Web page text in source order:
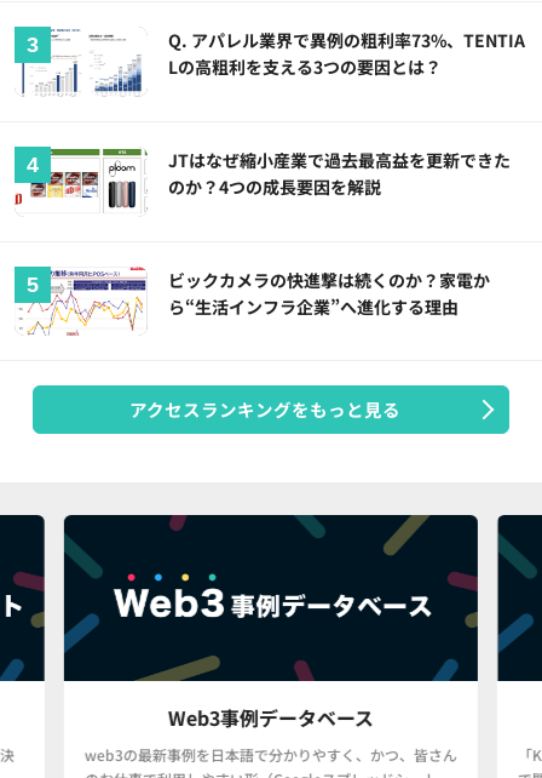
Q. アパレル業界で異例の粗利率73%、TENTIA
Lの高粗利を支える3つの要因とは？
JTはなぜ縮小産業で過去最高益を更新できた
のか？4つの成長要因を解説
ビックカメラの快進撃は続くのか？家電か
ら“生活インフラ企業”へ進化する理由
アクセスランキングをもっと見る
Web3事例データベース
web3の最新事例を日本語で分かりやすく、かつ、皆さん